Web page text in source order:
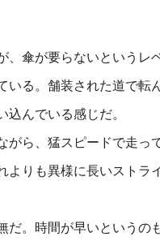
傘が要らないというレ
いる。舗装された道で転
込んでいる感じだ。
がら、猛スピードで走っ
りも異様に長いストラ
だ。時間が早いというの